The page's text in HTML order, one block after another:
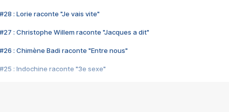
#28 : Lorie raconte "Je vais vite"
#27 : Christophe Willem raconte "Jacques a dit"
#26 : Chimène Badi raconte "Entre nous"
#25 : Indochine raconte "3e sexe"